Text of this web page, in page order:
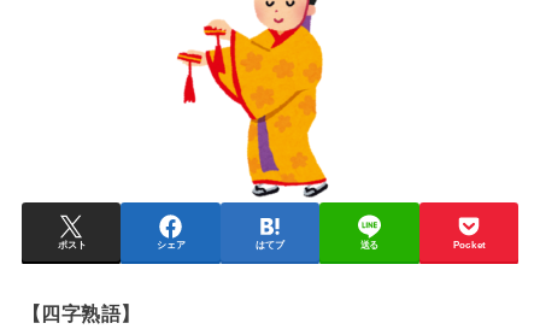
ポスト シェア はてブ 送る Pocket
【四字熟語】